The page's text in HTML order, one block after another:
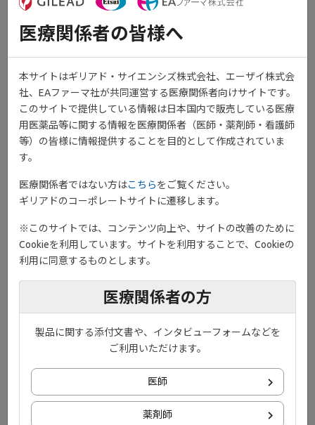
Q1：第１四分位
年齢：最初に治験薬を投与された時点での年齢
全身性ステロイド剤：投与経路が経口、静注、筋注の薬剤のみ集
医療関係者の皆様へ
本サイトはギリアド・サイエンシズ株式会社、エーザイ株式会
社、EAファーマ社が共同運営する医療関係者向けサイトです。
このサイトで提供している情報は日本国内で販売している医療
用医薬品等に関する情報を医療関係者（医師・薬剤師・看護師
等）の皆様に情報提供することを目的として作成されていま
す。
医療関係者ではない方はこちらをご覧ください。
ギリアドのコーポレートサイトに遷移します。
※このサイトでは、コンテンツ向上や、サイトの改善のために
Cookieを利用しています。サイトを利用することで、Cookieの
利用に同意するものとします。
医療関係者の方
製品に関する添付文書や、インタビューフォームなどを
ご利用いただけます。
医師
薬剤師